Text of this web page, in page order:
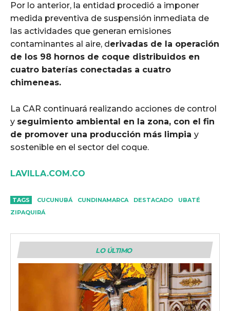
Por lo anterior, la entidad procedió a imponer
medida preventiva de suspensión inmediata de
las actividades que generan emisiones
contaminantes al aire, derivadas de la operación
de los 98 hornos de coque distribuidos en
cuatro baterías conectadas a cuatro
chimeneas.
La CAR continuará realizando acciones de control
y seguimiento ambiental en la zona, con el fin
de promover una producción más limpia y
sostenible en el sector del coque.
LAVILLA.COM.CO
TAGS CUCUNUBÁ CUNDINAMARCA DESTACADO
UBATÉ
ZIPAQUIRÁ
LO ÚLTIMO